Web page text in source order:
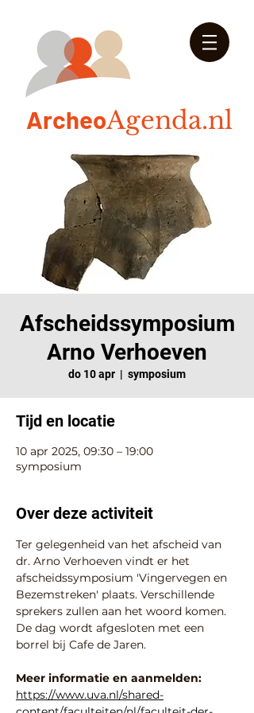
ArcheoAgenda.nl
Afscheidssymposium
Arno Verhoeven
do 10 apr
  |
symposium
Tijd en locatie
10 apr 2025, 09:30 – 19:00
symposium
Over deze activiteit
Ter gelegenheid van het afscheid van
dr. Arno Verhoeven vindt er het
afscheidssymposium 'Vingervegen en
Bezemstreken' plaats. Verschillende
sprekers zullen aan het woord komen.
De dag wordt afgesloten met een
borrel bij Cafe de Jaren.
Meer informatie en aanmelden:
https://www.uva.nl/shared-